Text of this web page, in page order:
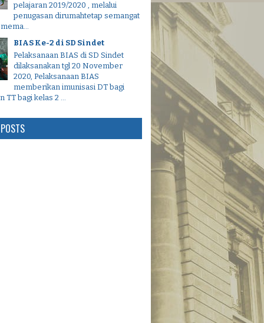
pelajaran 2019/2020 , melalui
penugasan dirumahtetap semangat
BIAS Ke-2 di SD Sindet
Pelaksanaan BIAS di SD Sindet
dilaksanakan tgl 20 November
2020, Pelaksanaan BIAS
memberikan imunisasi DT bagi
TT bagi kelas 2 ...